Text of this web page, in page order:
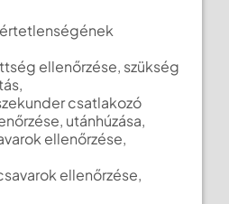
ellenőrzése, szükség
csatlakozó
utánhúzása,
ellenőrzése,
ellenőrzése,